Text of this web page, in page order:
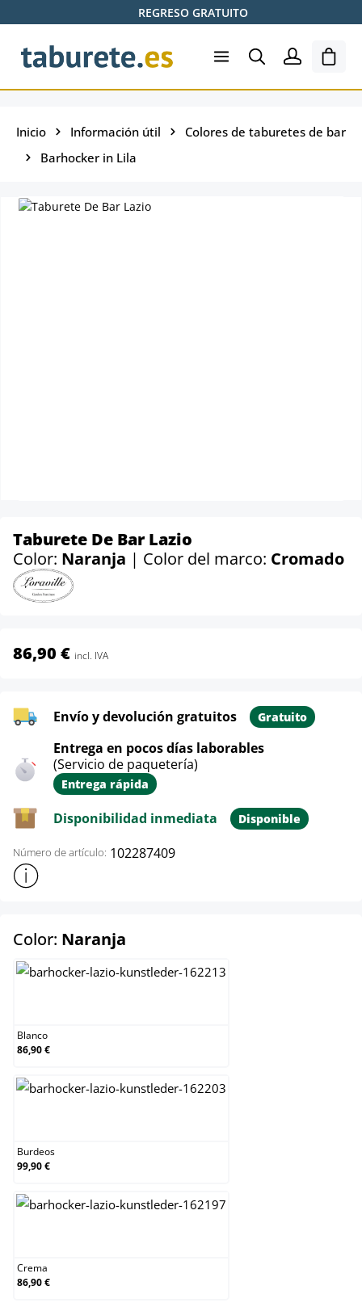
Saltar al contenido principalREGRESO GRATUITO
El
Inicio Información útil
Colores de taburetes de bar
Barhocker in Lila
Taburete De Bar Lazio
Color: Naranja | Color del marco: Cromado
86,90 € incl. IVA
Envío y devolución gratuitos Gratuito
Entrega en pocos días laborables
(Servicio de paquetería)
Entrega rápida
Disponibilidad inmediata Disponible
Número de artículo: 102287409
Mostrar más información sobre el producto
Color: Naranja
Blanco
86,90 €
Burdeos
99,90 €
Crema
86,90 €